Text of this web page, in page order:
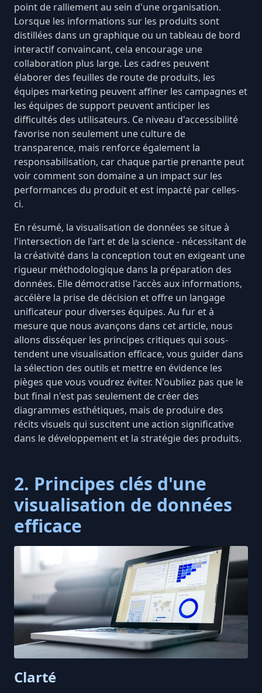
point de ralliement au sein d'une organisation.
Lorsque les informations sur les produits sont
distillées dans un graphique ou un tableau de bord
interactif convaincant, cela encourage une
collaboration plus large. Les cadres peuvent
élaborer des feuilles de route de produits, les
équipes marketing peuvent affiner les campagnes et
les équipes de support peuventanticiper les
difficultés des utilisateurs. Ce niveau d'accessibilité
favorise non seulement une culture de
transparence, mais renforce également la
responsabilisation, car chaque partie prenante peut
voir comment son domaine a un impact sur les
performances du produit et est impacté par celles-
ci.
En résumé, la visualisation de données se situe à
l'intersection de l'art et de la science - nécessitant de
la créativité dans la conception tout en exigeant une
rigueur méthodologique dans la préparation des
données. Elle démocratise l'accès aux informations,
accélère la prise de décision et offre un langage
unificateur pour diverses équipes. Au fur et à
mesure que nous avançons dans cet article, nous
allons disséquer les principes critiques qui sous-
tendent une visualisation efficace, vous guider dans
la sélection des outils et mettre en évidence les
pièges que vous voudrez éviter. N'oubliez pas que le
but final n'est pas seulement de créer des
diagrammes esthétiques, mais de produire des
récits visuels qui suscitent une action significative
dans le développement et la stratégie des produits.
2. Principes clés d'une
visualisation de données
efficace
Clarté